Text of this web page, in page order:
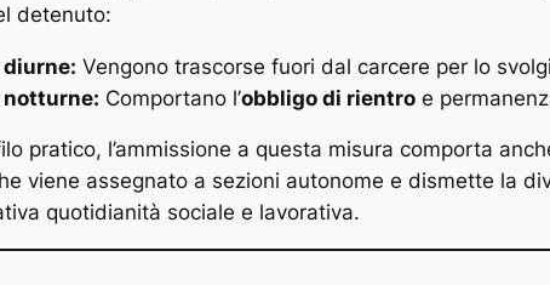
detenuto:
diurne: Vengono trascorse fuori dal carcere per lo
notturne: Comportano l’obbligo di rientro e
pratico, l’ammissione a questa misura comporta
viene assegnato a sezioni autonome e dismette la
quotidianità sociale e lavorativa.